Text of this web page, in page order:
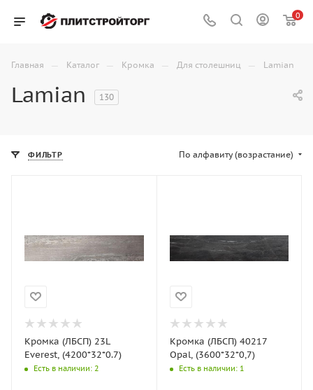
0
Главная — Каталог — Кромка — Для столешниц — Lamian
Lamian 130
ФИЛЬТР По алфавиту (возрастание)
Кромка (ЛБСП) 23L
Everest, (4200*32*0.7)
Есть в наличии: 2
Кромка (ЛБСП) 40217
Opal, (3600*32*0,7)
Есть в наличии: 1